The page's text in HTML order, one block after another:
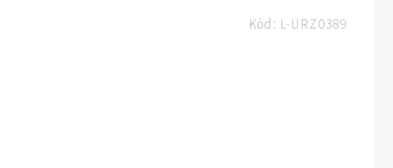
Kód: L-URZ0389